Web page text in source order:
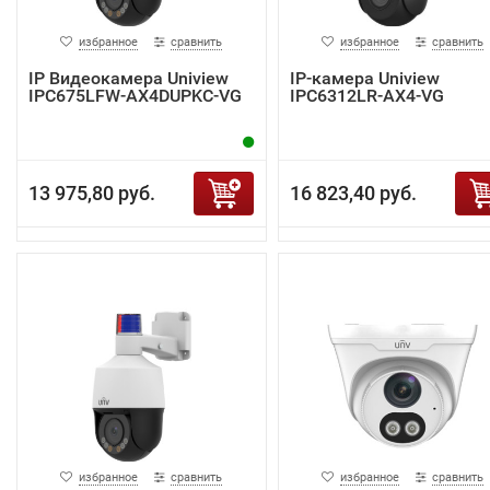
избранное сравнить
IP Видеокамера Uniview
IPC675LFW-AX4DUPKC-VG
13 975,80 руб.
избранное сравнить
IP-камера Uniview
IPC6312LR-AX4-VG
16 823,40 руб.
избранное сравнить избранное сравнить